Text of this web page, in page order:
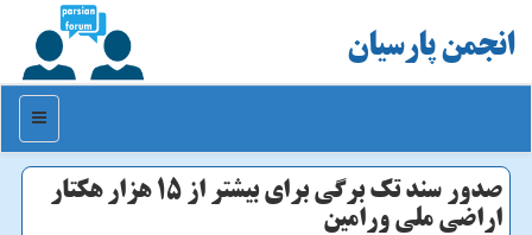
انجمن پارسیان
منو
صدور سند تک برگی برای بیشتر از ۱۵ هزار هکتار
اراضی ملی ورامین